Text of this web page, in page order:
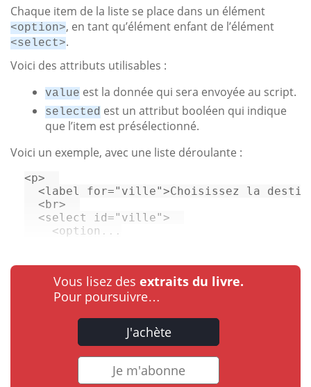
Chaque item de la liste se place dans un élément
<option>, en tant qu’élément enfant de l’élément
<select>.
Voici des attributs utilisables :
value est la donnée qui sera envoyée au script.
selected est un attribut booléen qui indique
que l’item est présélectionné.
Voici un exemple, avec une liste déroulante :
<p>
<label for="ville">Choisissez la
<br>
<select id="ville">
<option...
Vous lisez des extraits du livre.
Pour poursuivre…
J'achète
Je m'abonne